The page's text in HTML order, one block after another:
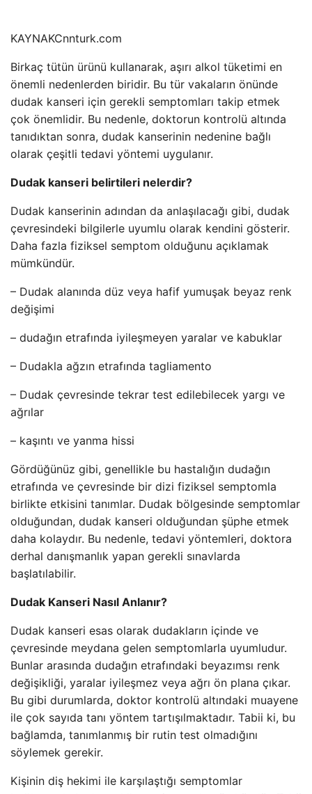
KAYNAKCnnturk.com
Birkaç tütün ürünü kullanarak, aşırı alkol tüketimi en
önemli nedenlerden biridir. Bu tür vakaların önünde
dudak kanseri için gerekli semptomları takip etmek
çok önemlidir. Bu nedenle, doktorun kontrolü altında
tanıdıktan sonra, dudak kanserinin nedenine bağlı
olarak çeşitli tedavi yöntemi uygulanır.
Dudak kanseri belirtileri nelerdir?
Dudak kanserinin adından da anlaşılacağı gibi, dudak
çevresindeki bilgilerle uyumlu olarak kendini gösterir.
Daha fazla fiziksel semptom olduğunu açıklamak
mümkündür.
– Dudak alanında düz veya hafif yumuşak beyaz renk
değişimi
– dudağın etrafında iyileşmeyen yaralar ve kabuklar
– Dudakla ağzın etrafında tagliamento
– Dudak çevresinde tekrar test edilebilecek yargı ve
ağrılar
– kaşıntı ve yanma hissi
Gördüğünüz gibi, genellikle bu hastalığın dudağın
etrafında ve çevresinde bir dizi fiziksel semptomla
birlikte etkisini tanımlar. Dudak bölgesinde semptomlar
olduğundan, dudak kanseri olduğundan şüphe etmek
daha kolaydır. Bu nedenle, tedavi yöntemleri, doktora
derhal danışmanlık yapan gerekli sınavlarda
başlatılabilir.
Dudak Kanseri Nasıl Anlanır?
Dudak kanseri esas olarak dudakların içinde ve
çevresinde meydana gelen semptomlarla uyumludur.
Bunlar arasında dudağın etrafındaki beyazımsı renk
değişikliği, yaralar iyileşmez veya ağrı ön plana çıkar.
Bu gibi durumlarda, doktor kontrolü altındaki muayene
ile çok sayıda tanı yöntem tartışılmaktadır. Tabii ki, bu
bağlamda, tanımlanmış bir rutin test olmadığını
söylemek gerekir.
Kişinin diş hekimi ile karşılaştığı semptomlar